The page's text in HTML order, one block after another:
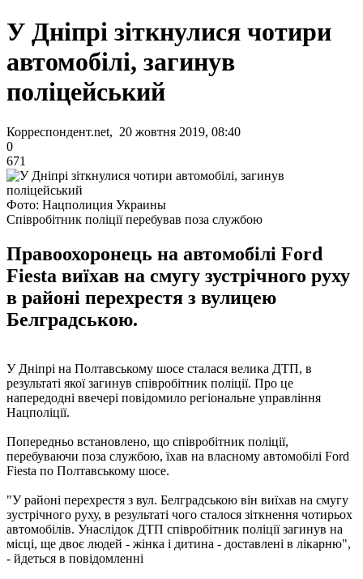
У Дніпрі зіткнулися чотири
автомобілі, загинув
поліцейський
Корреспондент.net, 20 жовтня 2019, 08:40
0
671
Фото: Нацполиция Украины
Співробітник поліції перебував поза службою
Правоохоронець на автомобілі Ford
Fiesta виїхав на смугу зустрічного руху
в районі перехрестя з вулицею
Белградською.
У Дніпрі на Полтавському шосе сталася велика ДТП, в
результаті якої загинув співробітник поліції. Про це
напередодні ввечері повідомило регіональне управління
Нацполіції.
Попередньо встановлено, що співробітник поліції,
перебуваючи поза службою, їхав на власному автомобілі Ford
Fiesta по Полтавському шосе.
"У районі перехрестя з вул. Белградською він виїхав на смугу
зустрічного руху, в результаті чого сталося зіткнення чотирьох
автомобілів. Унаслідок ДТП співробітник поліції загинув на
місці, ще двоє людей - жінка і дитина - доставлені в лікарню",
- йдеться в повідомленні